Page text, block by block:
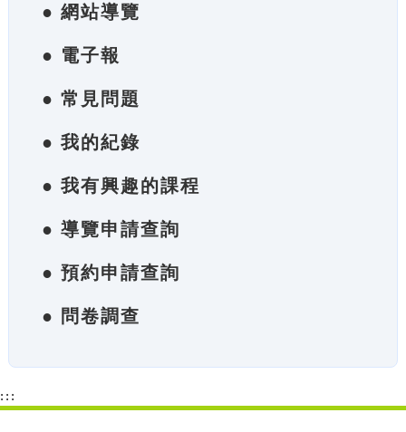
● 網站導覽
● 電子報
● 常見問題
● 我的紀錄
● 我有興趣的課程
● 導覽申請查詢
● 預約申請查詢
● 問卷調查
:::